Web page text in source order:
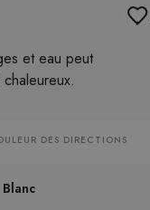
et eau peut
DES DIRECTIONS
Blanc